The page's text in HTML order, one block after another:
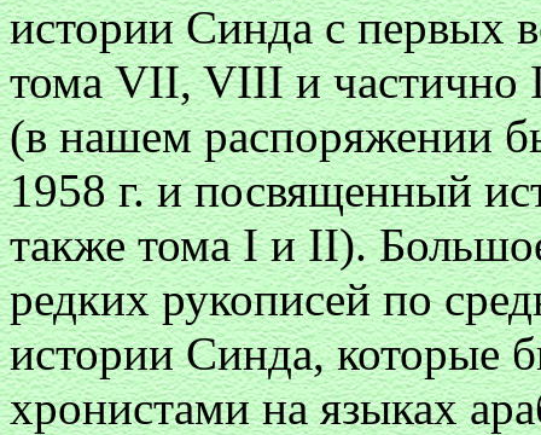
истории Синда с первых
тома VII, VIII и частично
(в нашем распоряжении
1958 г. и посвященный
также тома I и II).
редких рукописей по
истории Синда, которые
хронистами на языках